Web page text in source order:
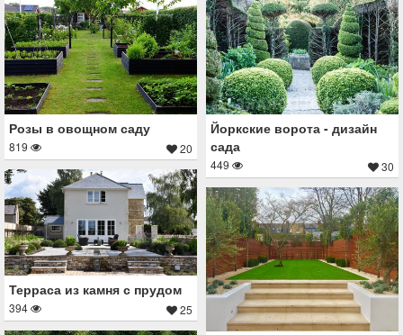
Розы в овощном саду
819 20
Йоркские ворота - дизайн
сада
449 30
Терраса из камня с прудом
394 25